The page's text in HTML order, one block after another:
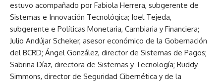
estuvo acompañado por Fabiola Herrera, subgerente de
Sistemas e Innovación Tecnológica; Joel Tejeda,
subgerente e Políticas Monetaria, Cambiaria y Financiera;
Julio Andújar Scheker, asesor económico de la Gobernación
del BCRD; Ángel González, director de Sistemas de Pagos;
Sabrina Díaz, directora de Sistemas y Tecnología; Ruddy
Simmons, director de Seguridad Cibernética y de la